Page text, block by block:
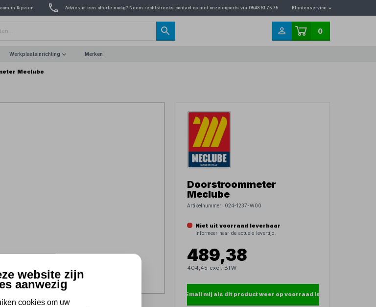
in Rijssen Advies of een offerte nodig? Neem rechtstreeks contact op met onze experts via 0548 51 75 75 Klantenservice
0
Werkplaatsinrichting Merken
Meclube
Doorstroommeter
Meclube
Artikelnummer: 024-1237-W00
Niet uit voorraad leverbaar
Informeer naar de actuele levertijd.
489,38
404,45 excl. BTW
Email mij als dit product weer op voorraad is
website zijn
aanwezig
cookies om uw